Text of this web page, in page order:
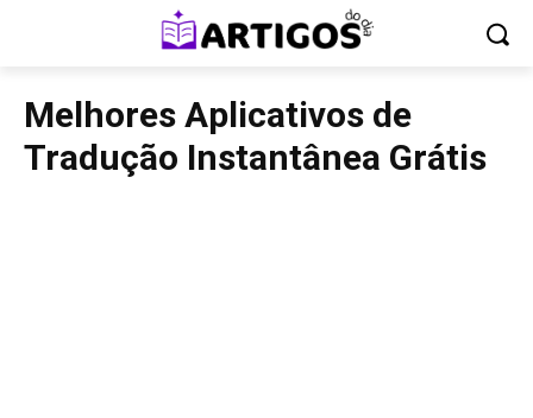
Melhores Aplicativos de
Tradução Instantânea Grátis